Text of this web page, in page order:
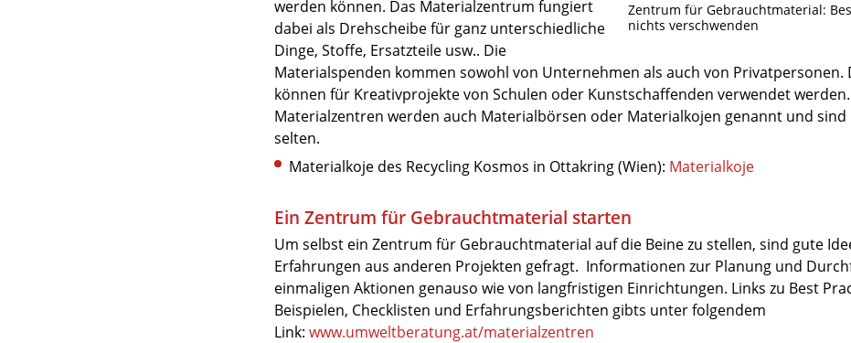
Zentrum für Gebrauchtmaterial:
nichts verschwenden
werden können. Das Materialzentrum fungiert
dabei als Drehscheibe für ganz unterschiedliche
Dinge, Stoffe, Ersatzteile usw.. Die
Materialspenden kommen sowohl von Unternehmen als auch von Privatpersonen.
können für Kreativprojekte von Schulen oder Kunstschaffenden verwendet werden.
Materialzentren werden auch Materialbörsen oder Materialkojen genannt und sind
selten.
Materialkoje des Recycling Kosmos in Ottakring (Wien): Materialkoje
Ein Zentrum für Gebrauchtmaterial starten
Um selbst ein Zentrum für Gebrauchtmaterial auf die Beine zu stellen, sind gute
Erfahrungen aus anderen Projekten gefragt. Informationen zur Planung und
einmaligen Aktionen genauso wie von langfristigen Einrichtungen. Links zu Best
Beispielen, Checklisten und Erfahrungsberichten gibts unter folgendem
Link: www.umweltberatung.at/materialzentren